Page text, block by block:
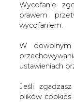
Wycofanie
prawem
wycofaniem.
W dowolnym
ustawieniach
Jeśli
plików cookies
vehicles - EV)
papierkiem
zmiany w
światowe rynki
ich
wprowadzane
combustion
wdrażania